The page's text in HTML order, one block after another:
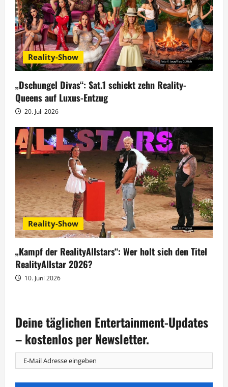
n
Reality-Show
„Dschungel Divas“: Sat.1 schickt zehn Reality-
Queens auf Luxus-Entzug
20. Juli 2026
Reality-Show
„Kampf der RealityAllstars“: Wer holt sich den Titel
RealityAllstar 2026?
10. Juni 2026
Deine täglichen Entertainment-Updates
– kostenlos per Newsletter.